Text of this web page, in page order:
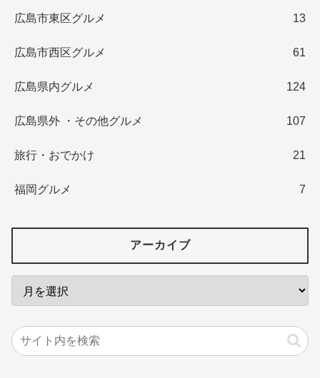
広島市東区グルメ 13
広島市西区グルメ 61
広島県内グルメ 124
広島県外 ・その他グルメ 107
旅行・おでかけ 21
福岡グルメ 7
アーカイブ